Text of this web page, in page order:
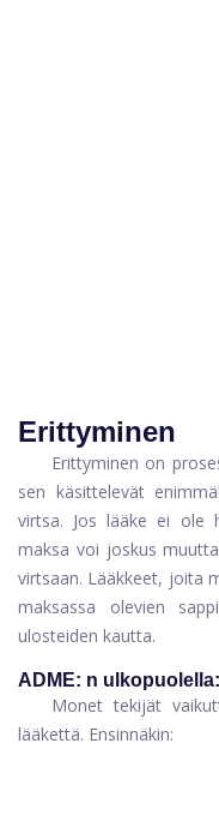
Erittyminen
Erittyminen on
sen käsittelevät
virtsa. Jos lääke ei ole
maksa voi joskus
virtsaan. Lääkkeet, joita
maksassa olevien
ulosteiden kautta.
ADME: n
Monet tekijät
lääkettä. Ensinnäkin: